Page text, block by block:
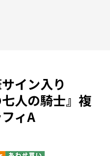
イン入り
七人の騎士』複
ィA